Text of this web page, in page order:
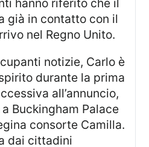
hanno riferito che il
già in contatto con il
nel Regno Unito.
durante la prima
all’annuncio,
Buckingham Palace
consorte Camilla.
dai cittadini